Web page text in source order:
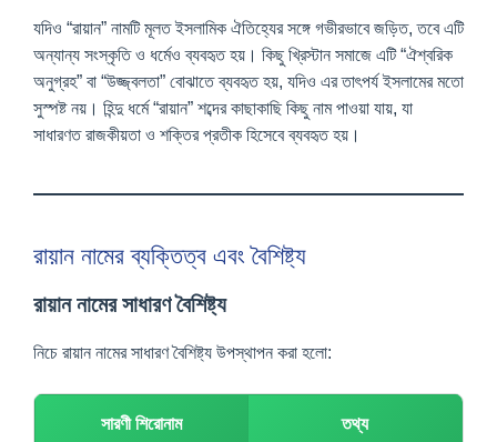
যদিও “রায়ান” নামটি মূলত ইসলামিক ঐতিহ্যের সঙ্গে গভীরভাবে জড়িত, তবে এটি
অন্যান্য সংস্কৃতি ও ধর্মেও ব্যবহৃত হয়। কিছু খ্রিস্টান সমাজে এটি “ঐশ্বরিক
অনুগ্রহ” বা “উজ্জ্বলতা” বোঝাতে ব্যবহৃত হয়, যদিও এর তাৎপর্য ইসলামের মতো
সুস্পষ্ট নয়। হিন্দু ধর্মে “রায়ান” শব্দের কাছাকাছি কিছু নাম পাওয়া যায়, যা
সাধারণত রাজকীয়তা ও শক্তির প্রতীক হিসেবে ব্যবহৃত হয়।
রায়ান নামের ব্যক্তিত্ব এবং বৈশিষ্ট্য
রায়ান নামের সাধারণ বৈশিষ্ট্য
নিচে রায়ান নামের সাধারণ বৈশিষ্ট্য উপস্থাপন করা হলো:
সারণী শিরোনাম তথ্য